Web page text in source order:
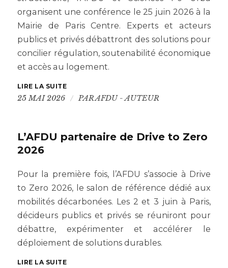
organisent une conférence le 25 juin 2026 à la
Mairie de Paris Centre. Experts et acteurs
publics et privés débattront des solutions pour
concilier régulation, soutenabilité économique
et accès au logement.
LIRE LA SUITE
25 MAI 2026 / PARAFDU - AUTEUR
L’AFDU partenaire de Drive to Zero
2026
Pour la première fois, l’AFDU s’associe à Drive
to Zero 2026, le salon de référence dédié aux
mobilités décarbonées. Les 2 et 3 juin à Paris,
décideurs publics et privés se réuniront pour
débattre, expérimenter et accélérer le
déploiement de solutions durables.
LIRE LA SUITE